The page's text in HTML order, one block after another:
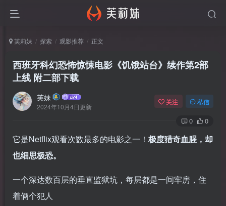
芙莉妹 探索 观影推荐 正文
西班牙科幻恐怖惊悚电影《饥饿站台》续作第2部
上线 附二部下载
芙妹
2024年10月4日更新
关注 私信
0 0
它是Netflix观看次数最多的电影之一！ 极度猎奇血腥，却
也细思极恐。
一个深达数百层的垂直监狱坑，每层都是一间牢房，住
着俩个犯人